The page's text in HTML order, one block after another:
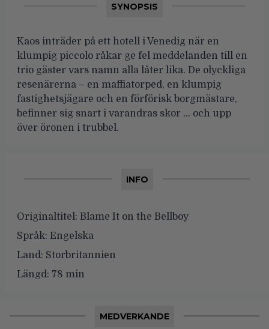
SYNOPSIS
Kaos inträder på ett hotell i Venedig när en
klumpig piccolo råkar ge fel meddelanden till en
trio gäster vars namn alla låter lika. De olyckliga
resenärerna – en maffiatorped, en klumpig
fastighetsjägare och en förförisk borgmästare,
befinner sig snart i varandras skor … och upp
över öronen i trubbel.
INFO
Originaltitel: Blame It on the Bellboy
Språk: Engelska
Land: Storbritannien
Längd: 78 min
MEDVERKANDE